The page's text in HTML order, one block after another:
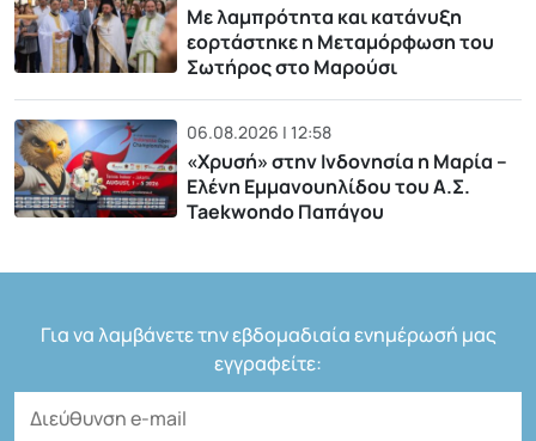
Με λαμπρότητα και κατάνυξη
εορτάστηκε η Μεταμόρφωση του
Σωτήρος στο Μαρούσι
06.08.2026 | 12:58
«Χρυσή» στην Ινδονησία η Μαρία –
Ελένη Εμμανουηλίδου του Α.Σ.
Taekwondo Παπάγου
Για να λαμβάνετε την εβδομαδιαία ενημέρωσή μας
εγγραφείτε: